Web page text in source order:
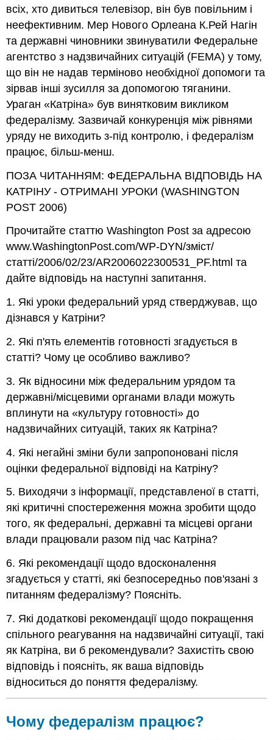
всіх, хто дивиться телевізор, він був повільним і
неефективним. Мер Нового Орлеана К.Рей Нагін
та державні чиновники звинуватили Федеральне
агентство з надзвичайних ситуацій (FEMA) у тому,
що він не надав терміново необхідної допомоги та
зірвав інші зусилля за допомогою тяганини.
Ураган «Катріна» був винятковим викликом
федералізму. Зазвичай конкуренція між рівнями
уряду не виходить з-під контролю, і федералізм
працює, більш-менш.
ПОЗА ЧИТАННЯМ: ФЕДЕРАЛЬНА ВІДПОВІДЬ НА
КАТРІНУ - ОТРИМАНІ УРОКИ (WASHINGTON
POST 2006)
Прочитайте статтю Washington Post за адресою
www.WashingtonPost.com/WP-DYN/зміст/
статті/2006/02/23/AR2006022300531_PF.html та
дайте відповідь на наступні запитання.
1. Які уроки федеральний уряд стверджував, що
дізнався у Катріни?
2. Які п'ять елементів готовності згадується в
статті? Чому це особливо важливо?
3. Як відносини між федеральним урядом та
державні/місцевими органами влади можуть
вплинути на «культуру готовності» до
надзвичайних ситуацій, таких як Катріна?
4. Які негайні зміни були запропоновані після
оцінки федеральної відповіді на Катріну?
5. Виходячи з інформації, представленої в статті,
які критичні спостереження можна зробити щодо
того, як федеральні, державні та місцеві органи
влади працювали разом під час Катріна?
6. Які рекомендації щодо вдосконалення
згадується у статті, які безпосередньо пов'язані з
питанням федералізму? Поясніть.
7. Які додаткові рекомендації щодо покращення
спільного реагування на надзвичайні ситуації, такі
як Катріна, ви б рекомендували? Захистіть свою
відповідь і поясніть, як ваша відповідь
відноситься до поняття федералізму.
Чому федералізм працює?